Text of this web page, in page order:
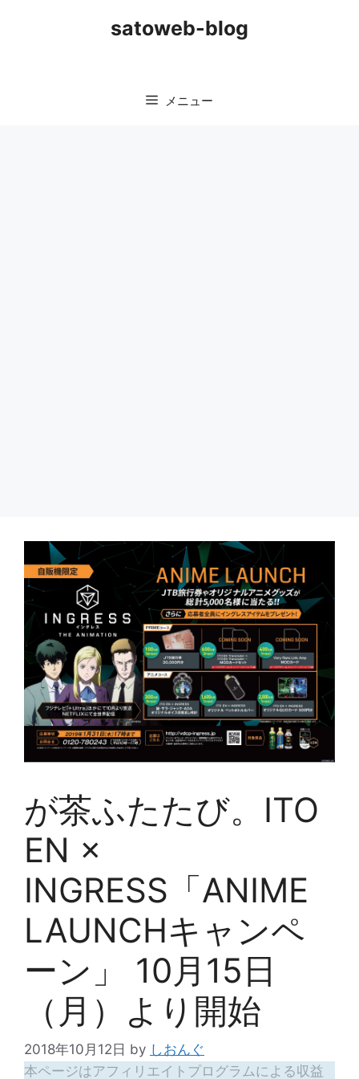
satoweb-blog
メニュー
が茶ふたたび。ITO
EN ×
INGRESS「ANIME
LAUNCHキャンペ
ーン」 10月15日
（月）より開始
2018年10月12日 by しおんぐ
本ページはアフィリエイトプログラムによる収益